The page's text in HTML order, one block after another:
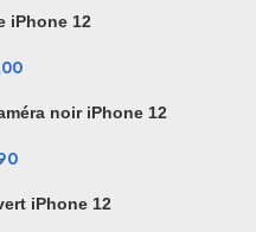
iPhone 12
noir iPhone 12
iPhone 12